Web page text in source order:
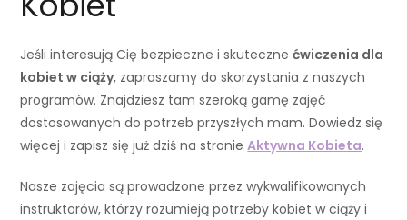
Jeśli interesują Cię bezpieczne i skutecznećwiczenia dla
kobiet w ciąży, zapraszamy do skorzystania z naszych
programów. Znajdziesz tam szeroką gamę zajęć
dostosowanych do potrzeb przyszłych mam. Dowiedz się
więcej i zapisz się już dziś na stronieAktywna Kobieta.
Nasze zajęcia są prowadzone przez wykwalifikowanych
instruktorów, którzy rozumieją potrzeby kobiet w ciąży i